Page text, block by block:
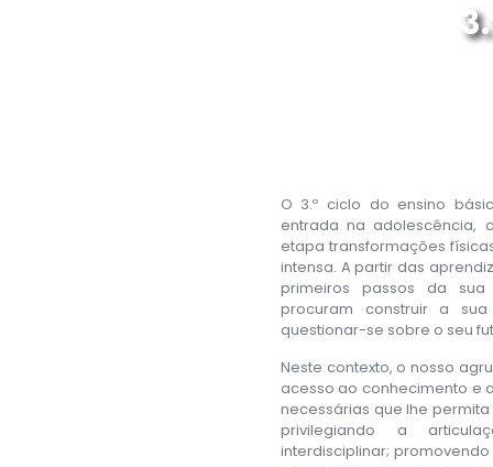
O 3.º ciclo do ensino
entrada na adolescência,
etapa transformações
intensa. A partir das
primeiros passos da sua
procuram construir a
questionar-se sobre o seu
Neste contexto, o nosso
acesso ao conhecimento e
necessárias que lhe
privilegiando a
interdisciplinar;